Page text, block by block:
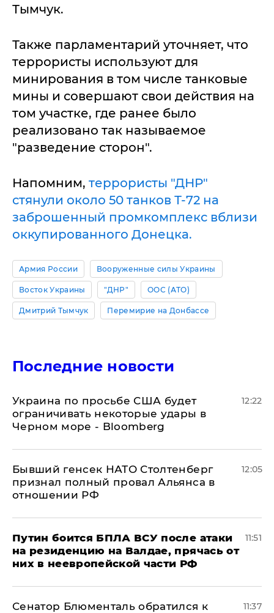
Тымчук.
Также парламентарий уточняет, что
террористы используют для
минирования в том числе танковые
мины и совершают свои действия на
том участке, где ранее было
реализовано так называемое
"разведение сторон".
Напомним, террористы "ДНР"
стянули около 50 танков Т-72 на
заброшенный промкомплекс вблизи
оккупированного Донецка.
Армия России Вооруженные силы Украины
Восток Украины "ДНР" ООС (АТО)
Дмитрий Тымчук Перемирие на Донбассе
Последние новости
Украина по просьбе США будет
ограничивать некоторые удары в
Черном море - Bloomberg
12:22
Бывший генсек НАТО Столтенберг
признал полный провал Альянса в
отношении РФ
12:05
Путин боится БПЛА ВСУ после атаки
на резиденцию на Валдае, прячась от
них в неевропейской части РФ
11:51
Сенатор Блюменталь обратился к 11:37